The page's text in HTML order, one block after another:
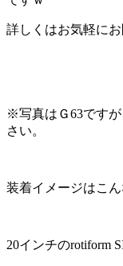
詳しくはお気軽にお
※写真はＧ63です
さい。
装着イメージはこ
20インチのrotiform